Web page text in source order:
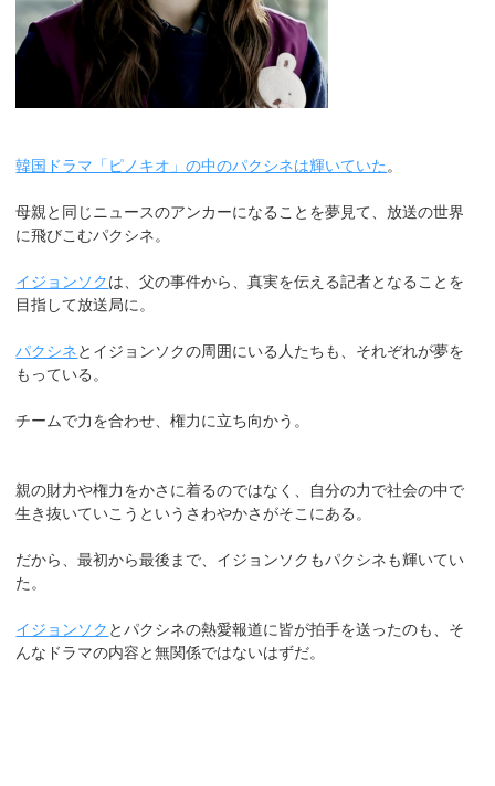
韓国ドラマ「ピノキオ」の中のパクシネは輝いていた。
母親と同じニュースのアンカーになることを夢見て、放送の世界
に飛びこむパクシネ。
イジョンソクは、父の事件から、真実を伝える記者となることを
目指して放送局に。
パクシネとイジョンソクの周囲にいる人たちも、それぞれが夢を
もっている。
チームで力を合わせ、権力に立ち向かう。
親の財力や権力をかさに着るのではなく、自分の力で社会の中で
生き抜いていこうというさわやかさがそこにある。
だから、最初から最後まで、イジョンソクもパクシネも輝いてい
た。
イジョンソク とパクシネの熱愛報道に皆が拍手を送ったのも、そ
んなドラマの内容と無関係ではないはずだ。